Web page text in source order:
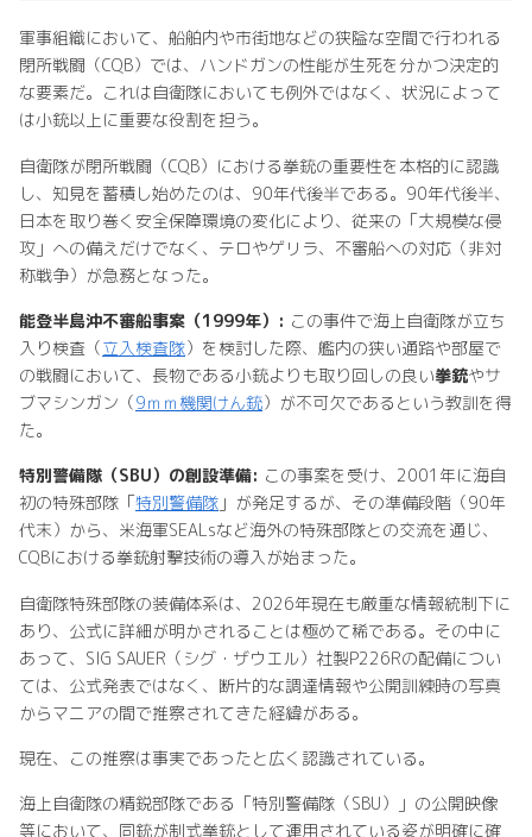
軍事組織において、船舶内や市街地などの狭隘な空間で行われる
閉所戦闘（CQB）では、ハンドガンの性能が生死を分かつ決定的
な要素だ。これは自衛隊においても例外ではなく、状況によって
は小銃以上に重要な役割を担う。
自衛隊が閉所戦闘（CQB）における拳銃の重要性を本格的に認識
し、知見を蓄積し始めたのは、90年代後半である。90年代後半、
日本を取り巻く安全保障環境の変化により、従来の「大規模な侵
攻」への備えだけでなく、テロやゲリラ、不審船への対応（非対
称戦争）が急務となった。
能登半島沖不審船事案（1999年）: この事件で海上自衛隊が立ち
入り検査（立入検査隊）を検討した際、艦内の狭い通路や部屋で
の戦闘において、長物である小銃よりも取り回しの良い拳銃やサ
ブマシンガン（9ｍｍ機関けん銃）が不可欠であるという教訓を得
た。
特別警備隊（SBU）の創設準備: この事案を受け、2001年に海自
初の特殊部隊「特別警備隊 」が発足するが、その準備段階（90年
代末）から、米海軍SEALsなど海外の特殊部隊との交流を通じ、
CQBにおける拳銃射撃技術の導入が始まった。
自衛隊特殊部隊の装備体系は、2026年現在も厳重な情報統制下に
あり、公式に詳細が明かされることは極めて稀である。その中に
あって、SIG SAUER（シグ・ザウエル）社製P226Rの配備につい
ては、公式発表ではなく、断片的な調達情報や公開訓練時の写真
からマニアの間で推察されてきた経緯がある。
現在、この推察は事実であったと広く認識されている。
海上自衛隊の精鋭部隊である「特別警備隊（SBU）」の公開映像
等において、同銃が制式拳銃として運用されている姿が明確に確